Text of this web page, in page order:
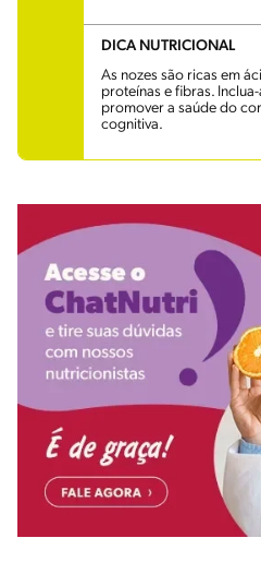
DICA NUTRICIONAL
As nozes são ricas em
proteínas e fibras.
promover a saúde do
cognitiva.